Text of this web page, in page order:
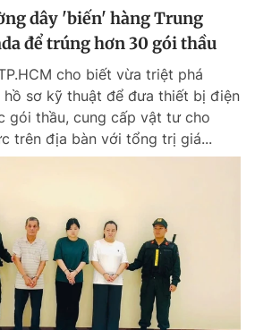
điện thoại
Liên hệ quảng cáo
0908 780 404
dây 'biến' hàng Trung
để trúng hơn 30 gói thầu
cho biết vừa triệt phá
sơ kỹ thuật để đưa thiết bị điện
gói thầu, cung cấp vật tư cho
trên địa bàn với tổng trị giá...